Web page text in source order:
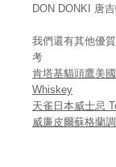
DON DONKI 唐
我們還有其他優
考
肯塔基貓頭鷹美
Whiskey
天雀日本威士忌
威廉皮爾蘇格蘭